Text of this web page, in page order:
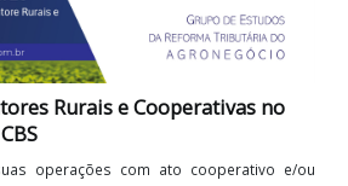
Tributária